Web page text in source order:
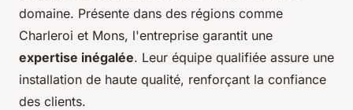
domaine. Présente dans des régions comme
Charleroi et Mons, l'entreprise garantit une
expertise inégalée. Leur équipe qualifiée assure une
installation de haute qualité, renforçant la confiance
des clients.